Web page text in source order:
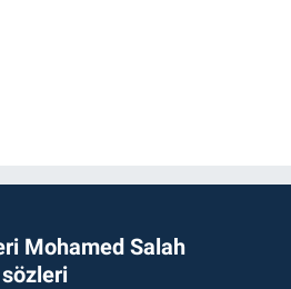
Mohamed Salah